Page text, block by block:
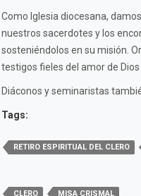
Como Iglesia diocesana,
nuestros sacerdotes y los
sosteniéndolos en su misión.
testigos fieles del amor de
Diáconos y seminaristas
Tags:
RETIRO ESPIRITUAL DEL CLERO
CLERO MISA CRISMAL